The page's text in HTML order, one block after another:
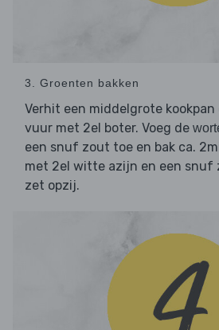
3. Groenten bakken
Verhit een middelgrote kookpan
vuur met 2el boter. Voeg de
een snuf zout toe en bak ca.
met 2el witte azijn en een snuf
zet opzij.